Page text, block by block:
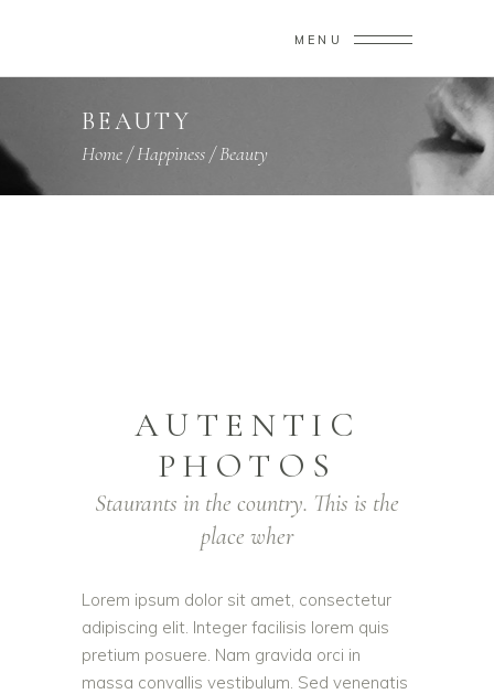
MENU
BEAUTY
Home/Happiness/Beauty
AUTENTIC
PHOTOS
Staurants in the country. This is the
place wher
Lorem ipsum dolor sit amet, consectetur
adipiscing elit. Integer facilisis lorem quis
pretium posuere. Nam gravida orci in
massa convallis vestibulum. Sed venenatis